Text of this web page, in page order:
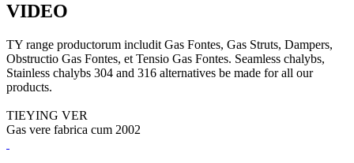
VIDEO
TY range productorum includit Gas Fontes, Gas Struts, Dampers,
Obstructio Gas Fontes, et Tensio Gas Fontes. Seamless chalybs,
Stainless chalybs 304 and 316 alternatives be made for all our
products.
TIEYING VER
Gas vere fabrica cum 2002